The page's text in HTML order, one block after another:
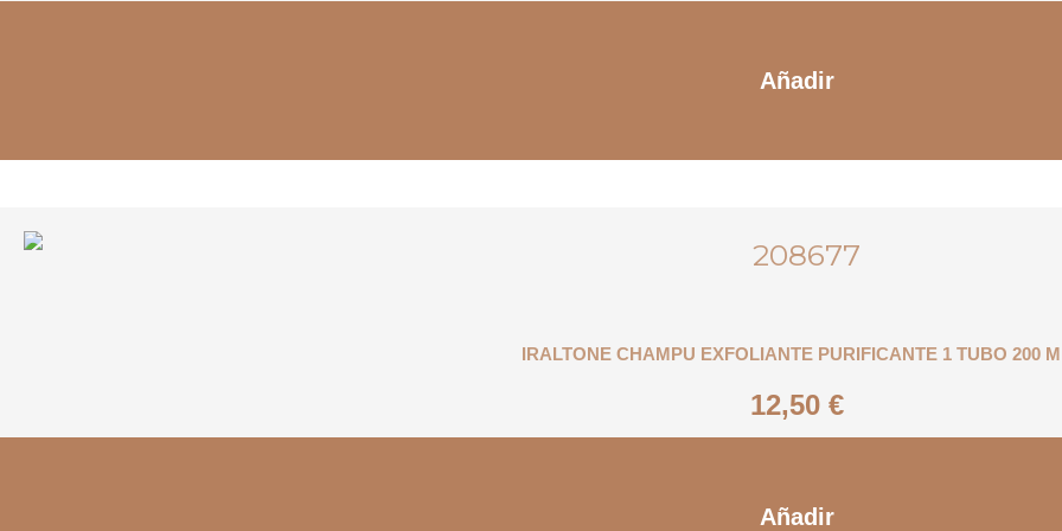
Añadir
IRALTONE CHAMPU EXFOLIANTE PURIFICANTE 1 TUBO 200
12,50 €
Añadir